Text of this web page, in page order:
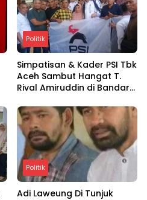
Politik
Simpatisan & Kader PSI Tbk
Aceh Sambut Hangat T.
Rival Amiruddin di Bandara
Politik
Adi Laweung Di Tunjuk